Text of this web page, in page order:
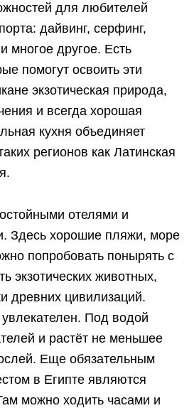
для любителей
дайвинг, серфинг,
многое другое. Есть
помогут освоить эти
экзотическая природа,
и всегда хорошая
кухня объединяет
регионов как Латинская
отелями и
Здесь хорошие пляжи, море
попробовать понырять с
экзотических животных,
древних цивилизаций.
Под водой
и растёт не меньшее
Еще обязательным
в Египте являются
можно ходить часами и